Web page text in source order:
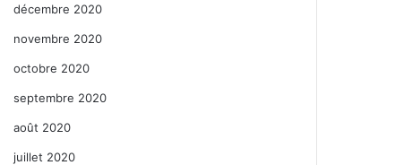
décembre 2020
novembre 2020
octobre 2020
septembre 2020
août 2020
juillet 2020